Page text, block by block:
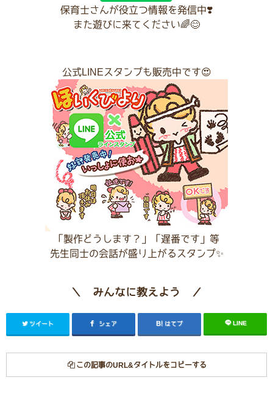
保育士さんが役立つ情報を発信中❣️
また遊びに来てください🌈😊
公式LINEスタンプも販売中です😍
「製作どうします？」「遅番です」等
先生同士の会話が盛り上がるスタンプ✨
＼ みんなに教えよう ／
ツイート シェア はてブ LINE
この記事のURL&タイトルをコピーする